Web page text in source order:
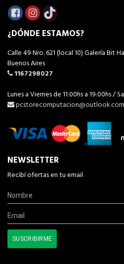
¿DÓNDE ESTAMOS?
Calle 49 Nro. 621 (local 10) Galería Bit
Buenos Aires
1167298027
Lunes a Viernes de 11:00hs a 19:00hs /
pcstorecomputacion@outlook.com
NEWSLETTER
Recibí ofertas en tu email